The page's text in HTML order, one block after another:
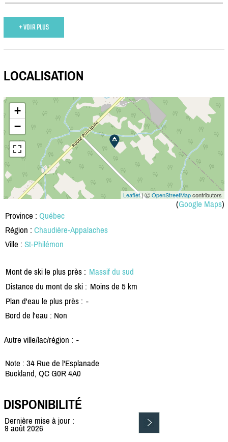
+ VOIR PLUS
LOCALISATION
+
−
Leaflet| ⒸOpenStreetMapcontributors
(Google Maps)
Province : Québec
Région : Chaudière-Appalaches
Ville : St-Philémon
Mont de ski le plus près : Massif du sud
Distance du mont de ski : Moins de 5 km
Plan d'eau le plus près : -
Bord de l'eau : Non
Autre ville/lac/région : -
Note : 34 Rue de l'Esplanade
Buckland, QC G0R 4A0
DISPONIBILITÉ
Dernière mise à jour :
9 août 2026